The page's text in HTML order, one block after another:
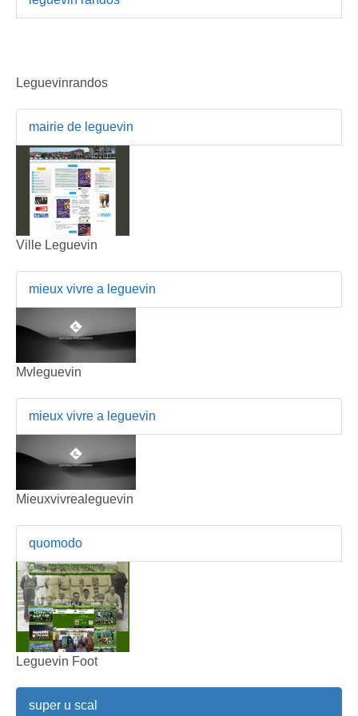
Leguevinrandos
mairie de leguevin
Ville Leguevin
mieux vivre a leguevin
Mvleguevin
mieux vivre a leguevin
Mieuxvivrealeguevin
quomodo
Leguevin Foot
super u scal